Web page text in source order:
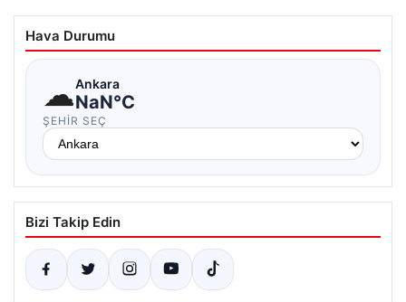
Hava Durumu
☁Ankara
NaN°C
ŞEHIR SEÇ
Bizi Takip Edin